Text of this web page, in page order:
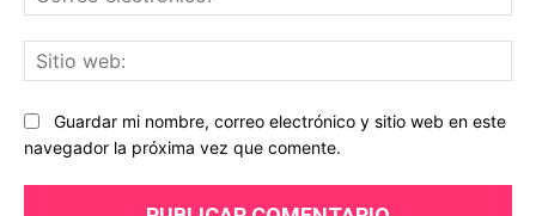
Guardar mi nombre, correo electrónico y sitio web en este
navegador la próxima vez que comente.